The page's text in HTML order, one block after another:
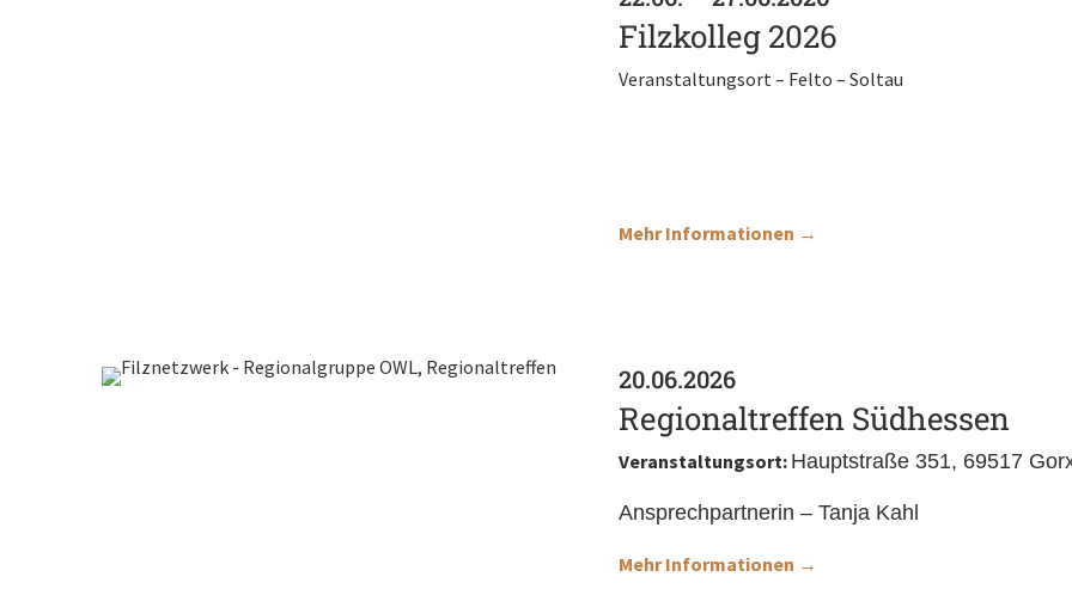
Filzkolleg 2026
Veranstaltungsort – Felto – Soltau
Mehr Informationen →
20.06.2026
Regionaltreffen Südhessen
Veranstaltungsort: Hauptstraße 351,
Ansprechpartnerin – Tanja Kahl
Mehr Informationen →